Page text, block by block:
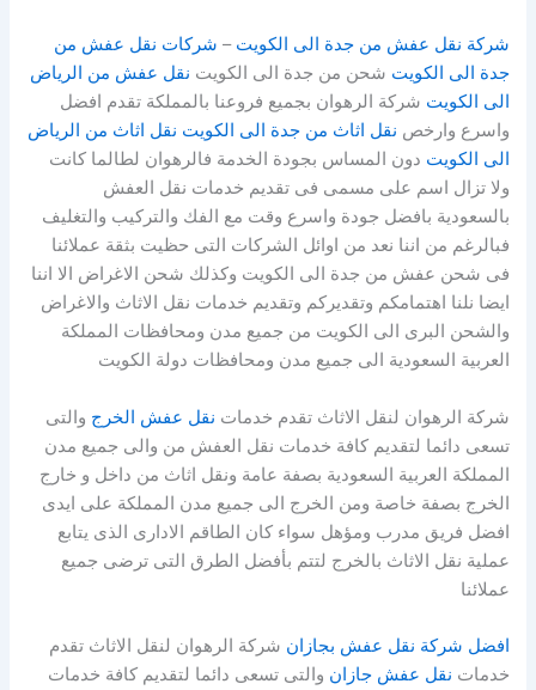
شركة نقل عفش من جدة الى الكويت – شركات نقل عفش من
جدة الى الكويت شحن من جدة الى الكويت نقل عفش من الرياض
الى الكويت شركة الرهوان بجميع فروعنا بالمملكة تقدم افضل
واسرع وارخص نقل اثاث من جدة الى الكويت نقل اثاث من الرياض
الى الكويت دون المساس بجودة الخدمة فالرهوان لطالما كانت
ولا تزال اسم على مسمى فى تقديم خدمات نقل العفش
بالسعودية بافضل جودة واسرع وقت مع الفك والتركيب والتغليف
فبالرغم من اننا نعد من اوائل الشركات التى حظيت بثقة عملائنا
فى شحن عفش من جدة الى الكويت وكذلك شحن الاغراض الا اننا
ايضا نلنا اهتمامكم وتقديركم وتقديم خدمات نقل الاثاث والاغراض
والشحن البرى الى الكويت من جميع مدن ومحافظات المملكة
العربية السعودية الى جميع مدن ومحافظات دولة الكويت
شركة الرهوان لنقل الاثاث تقدم خدمات نقل عفش الخرج والتى
تسعى دائما لتقديم كافة خدمات نقل العفش من والى جميع مدن
المملكة العربية السعودية بصفة عامة ونقل اثاث من داخل و خارج
الخرج بصفة خاصة ومن الخرج الى جميع مدن المملكة على ايدى
افضل فريق مدرب ومؤهل سواء كان الطاقم الادارى الذى يتابع
عملية نقل الاثاث بالخرج لتتم بأفضل الطرق التى ترضى جميع
عملائنا
افضل شركة نقل عفش بجازان شركة الرهوان لنقل الاثاث تقدم
خدمات نقل عفش جازان والتى تسعى دائما لتقديم كافة خدمات